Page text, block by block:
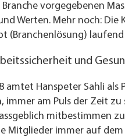
vorgegebenen
Werten. Mehr noch: Die
(Branchenlösung)
und
amtet Hanspeter Sahli als
immer am Puls der Zeit zu
mitbestimmen
Mitglieder immer auf